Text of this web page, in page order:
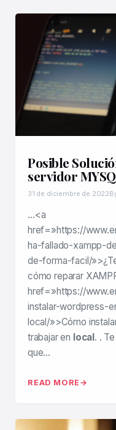
Posible
servidor
31 de diciembre de 2022
…<a
href=»https://
ha-fallado-xampp-
de-forma-facil/
cómo reparar
href=»https://
instalar-wordpress-
local/»>Cómo
trabajar en local . .
que…
READ MORE